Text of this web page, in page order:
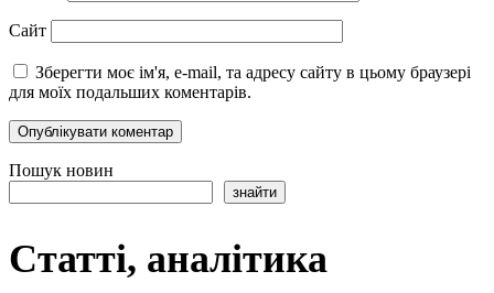
Сайт
Зберегти моє ім'я, e-mail, та адресу сайту в цьому браузері
для моїх подальших коментарів.
Пошук новин
знайти
Статті, аналітика